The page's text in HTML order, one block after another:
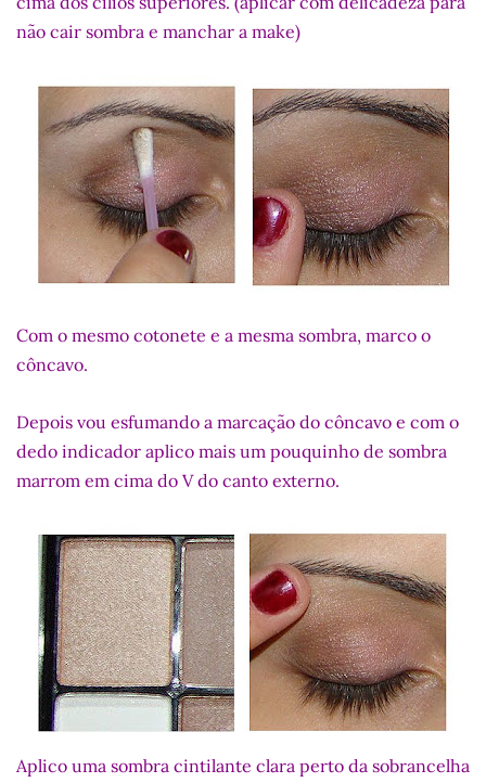
não cair sombra e manchar a make)
Com o mesmo cotonete e a mesma sombra, marco o
côncavo.
Depois vou esfumando a marcação do côncavo e com o
dedo indicador aplico mais um pouquinho de sombra
marrom em cima do V do canto externo.
Aplico uma sombra cintilante clara perto da sobrancelha